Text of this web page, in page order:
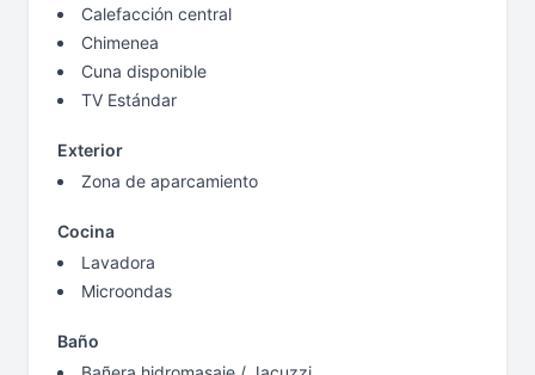
Calefacción central
Chimenea
Cuna disponible
TV Estándar
Exterior
Zona de aparcamiento
Cocina
Lavadora
Microondas
Baño